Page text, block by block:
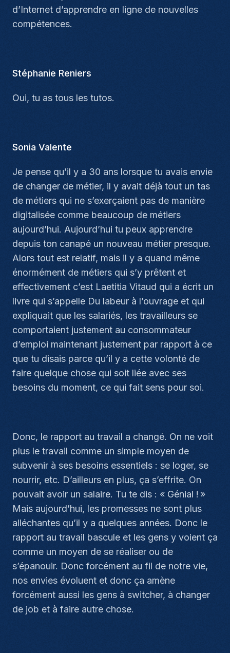
d’Internet d’apprendre en ligne de nouvelles
compétences.
Stéphanie Reniers
Oui, tu as tous les tutos.
Sonia Valente
Je pense qu’il y a 30 ans lorsque tu avais envie
de changer de métier, il y avait déjà tout un tas
de métiers qui ne s’exerçaient pas de manière
digitalisée comme beaucoup de métiers
aujourd’hui. Aujourd’hui tu peux apprendre
depuis ton canapé un nouveau métier presque.
Alors tout est relatif, mais il y a quand même
énormément de métiers qui s’y prêtent et
effectivement c’est Laetitia Vitaud qui a écrit un
livre qui s’appelle Du labeur à l’ouvrage et qui
expliquait que les salariés, les travailleurs se
comportaient justement au consommateur
d’emploi maintenant justement par rapport à ce
que tu disais parce qu’il y a cette volonté de
faire quelque chose qui soit liée avec ses
besoins du moment, ce qui fait sens pour soi.
Donc, le rapport au travail a changé. On ne voit
plus le travail comme un simple moyen de
subvenir à ses besoins essentiels : se loger, se
nourrir, etc. D’ailleurs en plus, ça s’effrite. On
pouvait avoir un salaire. Tu te dis : « Génial ! »
Mais aujourd’hui, les promesses ne sont plus
alléchantes qu’il y a quelques années. Donc le
rapport au travail bascule et les gens y voient ça
comme un moyen de se réaliser ou de
s’épanouir. Donc forcément au fil de notre vie,
nos envies évoluent et donc ça amène
forcément aussi les gens à switcher, à changer
de job et à faire autre chose.